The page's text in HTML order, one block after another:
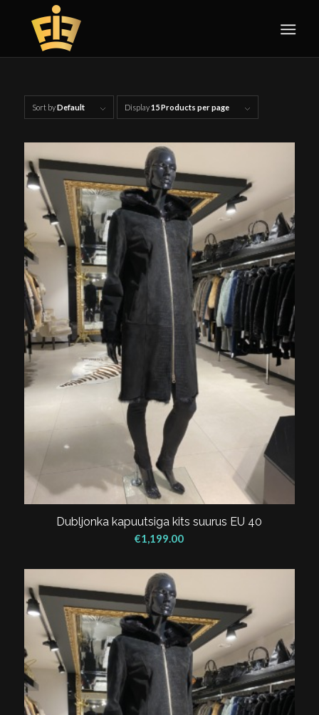
Sort byDefault Display15 Products per page
Dubljonka kapuutsiga kits suurus EU 40
€1,199.00